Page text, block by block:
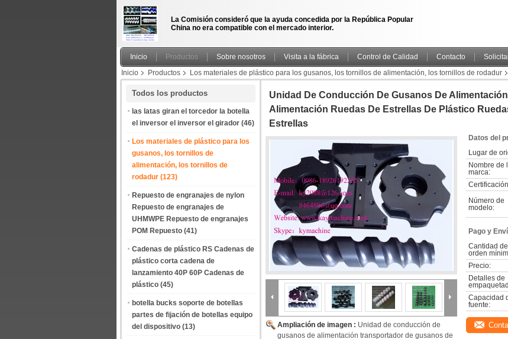
La Comisión consideró que la ayuda concedida por la República Popular
China no era compatible con el mercado interior.
Inicio Productos Sobre nosotros Visita a la fábrica Control de Calidad Contacto
Inicio
Productos Los materiales de plástico para los gusanos, los tornillos de alimentación, los tornillos de rodadur
Todos los productos
las latas giran el torcedor la botella
el inversor el inversor el girador (46)
Los materiales de plástico para los
gusanos, los tornillos de
alimentación, los tornillos de
rodadur (123)
Repuesto de engranajes de nylon
Repuesto de engranajes de
UHMWPE Repuesto de engranajes
POM Repuesto (41)
Cadenas de plástico RS Cadenas de
plástico corta cadena de
lanzamiento 40P 60P Cadenas de
plástico (45)
botella bucks soporte de botellas
partes de fijación de botellas equipo
del dispositivo (13)
Unidad De Conducción De Gusanos De
Alimentación Ruedas De Estrellas De Plástico
Estrellas
Ampliación de imagen : Unidad de conducción de
gusanos de alimentación transportador de gusanos de
Datos del
Lugar de
Nombre de
marca:
Número de
modelo:
Pago y
Cantidad de
orden
Precio:
Detalles de
Capacidad
fuente: